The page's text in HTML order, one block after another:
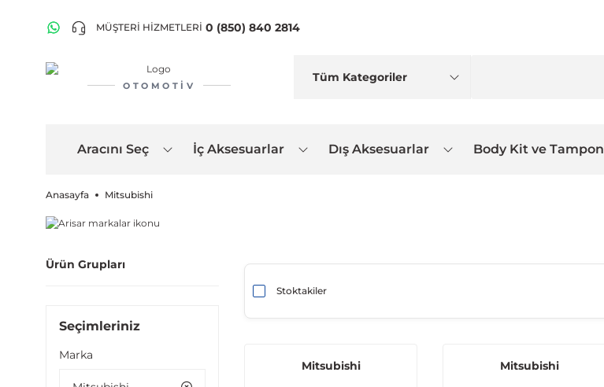
MÜŞTERİ HİZMETLERİ 0 (850) 840 2814
OTOMOTIV
Aracını Seç İç Aksesuarlar Dış Aksesuarlar Body Kit ve Tampon
Anasayfa Mitsubishi
Ürün Grupları
Seçimleriniz
Marka
Stoktakiler
Mitsubishi Mitsubishi